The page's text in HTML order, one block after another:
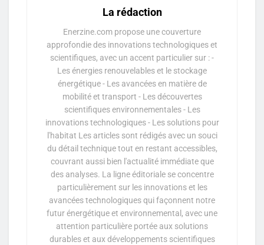
La rédaction
Enerzine.com propose une couverture
approfondie des innovations technologiques et
scientifiques, avec un accent particulier sur : -
Les énergies renouvelables et le stockage
énergétique - Les avancées en matière de
mobilité et transport - Les découvertes
scientifiques environnementales - Les
innovations technologiques - Les solutions pour
l'habitat Les articles sont rédigés avec un souci
du détail technique tout en restant accessibles,
couvrant aussi bien l'actualité immédiate que
des analyses. La ligne éditoriale se concentre
particulièrement sur les innovations et les
avancées technologiques qui façonnent notre
futur énergétique et environnemental, avec une
attention particulière portée aux solutions
durables et aux développements scientifiques